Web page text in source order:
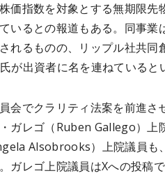
価指数を対象とする無期限先
いるとの報道もある。同事業
れるものの、リップル社共同
が出資者に名を連ねていると
会でクラリティ法案を前進さ
ガレゴ（Ruben Gallego）上
Alsobrooks）上院議員も
ガレゴ上院議員はXへの投稿